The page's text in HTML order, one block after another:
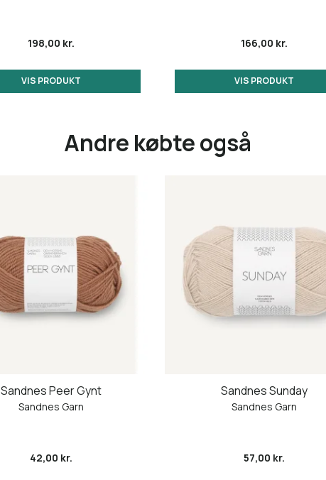
198,00 kr.
VIS PRODUKT
166,00 kr.
VIS PRODUKT
Andre købte også
Sandnes Peer Gynt
Sandnes Garn
42,00 kr.
Sandnes Sunday
Sandnes Garn
57,00 kr.